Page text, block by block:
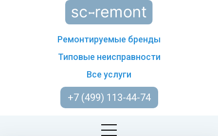
Ремонтируемые бренды
Типовые неисправности
Все услуги
+7 (499) 113-44-74